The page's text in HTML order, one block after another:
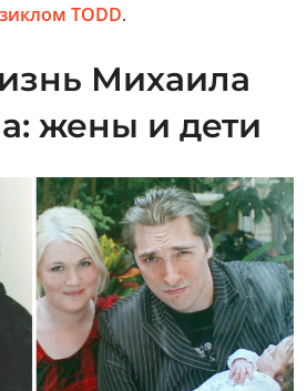
TODD.
Михаила
жены и дети